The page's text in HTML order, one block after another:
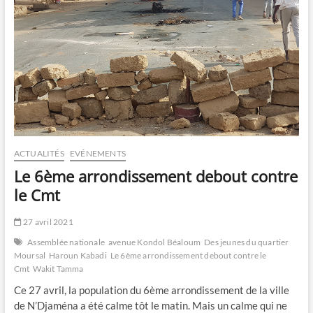
ACTUALITÉS EVÉNEMENTS
Le 6ème arrondissement debout contre
le Cmt
27 avril 2021
Assemblée nationale avenue Kondol Béaloum Des jeunes du quartier
Moursal Haroun Kabadi Le 6ème arrondissement debout contre le
Cmt Wakit Tamma
Ce 27 avril, la population du 6ème arrondissement de la ville
de N’Djaména a été calme tôt le matin. Mais un calme qui ne